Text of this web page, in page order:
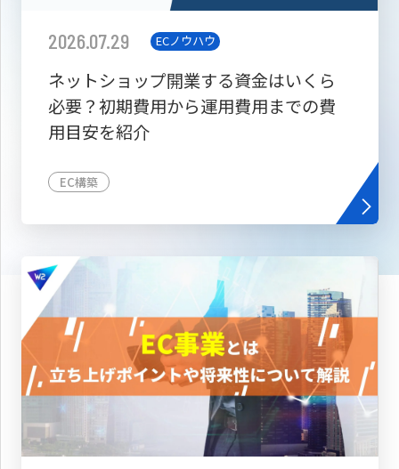
2026.07.29 ECノウハウ
ネットショップ開業する資金はいくら
必要？初期費用から運用費用までの費
用目安を紹介
EC構築